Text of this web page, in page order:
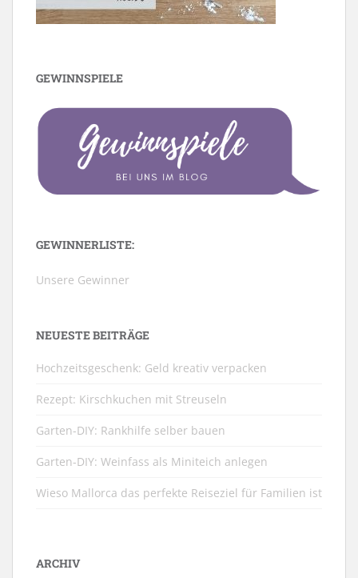
GEWINNSPIELE
GEWINNERLISTE:
Unsere Gewinner
NEUESTE BEITRÄGE
Hochzeitsgeschenk: Geld kreativ verpacken
Rezept: Kirschkuchen mit Streuseln
Garten-DIY: Rankhilfe selber bauen
Garten-DIY: Weinfass als Miniteich anlegen
Wieso Mallorca das perfekte Reiseziel für Familien ist
ARCHIV